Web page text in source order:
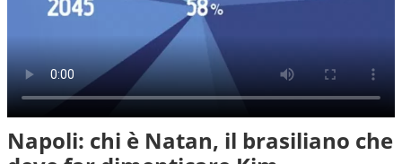
Napoli: chi è Natan, il brasiliano che